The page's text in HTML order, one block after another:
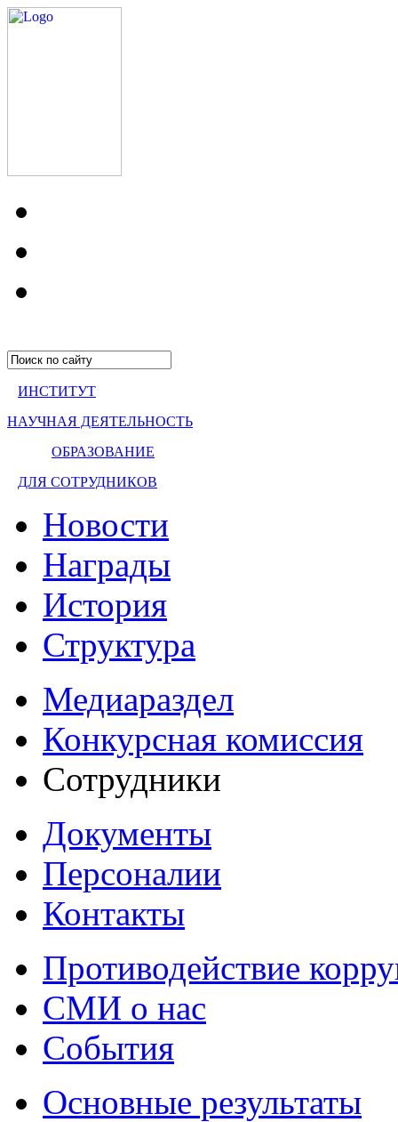
ИНСТИТУТ
НАУЧНАЯ ДЕЯТЕЛЬНОСТЬ
ОБРАЗОВАНИЕ
ДЛЯ СОТРУДНИКОВ
Новости
Награды
История
Структура
Медиараздел
Конкурсная комиссия
Сотрудники
Документы
Персоналии
Контакты
Противодействие
СМИ о нас
События
Основные результаты